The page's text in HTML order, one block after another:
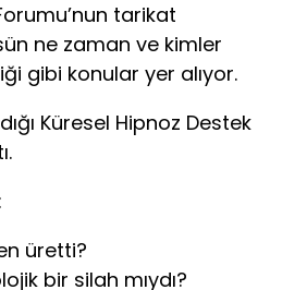
tarikat
ne zaman ve kimler
gibi konular yer alıyor.
Küresel Hipnoz Destek
üretti?
bir silah mıydı?